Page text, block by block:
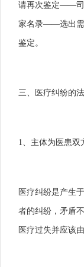
请再次鉴定——
家名录——选出
鉴定。
三、医疗纠纷的
1、主体为医患双
医疗纠纷是产生
者的纠纷，矛盾
医疗过失并应该